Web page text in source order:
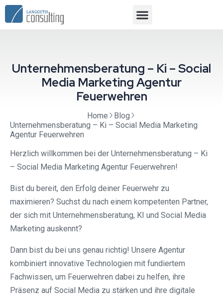
Unternehmensberatung – Ki – Social
Media Marketing Agentur
Feuerwehren
Home
Blog
Unternehmensberatung – Ki – Social Media Marketing
Agentur Feuerwehren
Herzlich willkommen bei der Unternehmensberatung – Ki
– Social Media Marketing Agentur Feuerwehren!
Bist du bereit, den Erfolg deiner Feuerwehr zu
maximieren? Suchst du nach einem kompetenten Partner,
der sich mit Unternehmensberatung, KI und Social Media
Marketing auskennt?
Dann bist du bei uns genau richtig! Unsere Agentur
kombiniert innovative Technologien mit fundiertem
Fachwissen, um Feuerwehren dabei zu helfen, ihre
Präsenz auf Social Media zu stärken und ihre digitale